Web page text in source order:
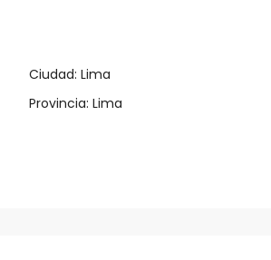
Ciudad: Lima
Provincia: Lima